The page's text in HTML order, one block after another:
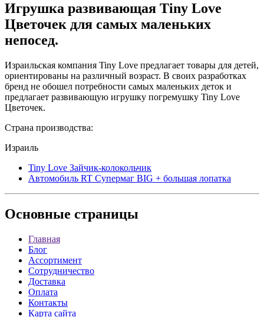
Игрушка развивающая Tiny Love
Цветочек для самых маленьких
непосед.
Израильская компания Tiny Love предлагает товары для детей,
ориентированы на различный возраст. В своих разработках
бренд не обошел потребности самых маленьких деток и
предлагает развивающую игрушку погремушку Tiny Love
Цветочек.
Страна производства:
Израиль
Tiny Love Зайчик-колокольчик
Автомобиль RT Супермаг BIG + большая лопатка
Основные страницы
Главная
Блог
Ассортимент
Сотрудничество
Доставка
Оплата
Контакты
Карта сайта